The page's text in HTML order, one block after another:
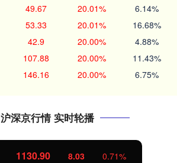
49.67 20.01% 6.14%
53.33 20.01% 16.68%
42.9 20.00% 4.88%
107.88 20.00% 11.43%
146.16 20.00% 6.75%
沪深京行情 实时轮播
1130.90 8.03 0.71%